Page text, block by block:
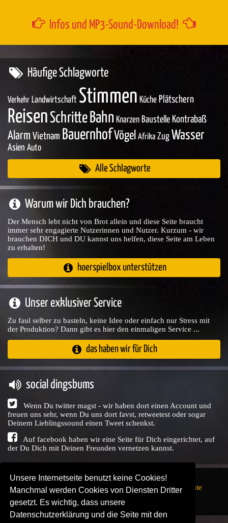
Unsere Internetseite benutzt keine Cookies!
Manchmal werden Cookies von Diensten Dritter
gesetzt. Es wichtig, dass unsere
Datenschutzerklärung und die Seite mit den
Infos und MP3-Sound-Download!
Häufige Schlagworte
Verkehr Landwirtschaft Stimmen Küche Plätschern
ReisenSchritte Bahn Knarzen Baustelle Kontrabaß
Alarm Vietnam BauernhofVögel Afrika Zug Wasser
Asien Auto
Alle Schlagworte
Warum wir Dich brauchen?
Der Mensch lebt nicht von Brot allein und diese Seite braucht
immer sehr engagierte Nutzerinnen und Nutzer. Kurzum - wir
brauchen DICH und DU kannst uns helfen, diese Seite am Leben
zu erhalten!
hoerspielbox unterstützen
Unser exklusiver Service
Zu faul selber zu basteln, keine Idee oder einfach nur Stress mit
der Produktion? Dann gibt es hier den einmaligen Service ...
das haben wir für Dich
social dingsbums
Wenn Du twitter magst - wir haben dort einen Account und
freuen uns sehr, wenn Du uns dort favst, retweetest oder sogar
Deinem Lieblingssound einen Tweet schenkst.
Auf facebook haben wir eine Seite für Dich eingerichtet, auf
der Du Dich mit Deinen Freunden vernetzen kannst.
Copyright © Audio Union GbR, 1999 - 2026,Nutzungsrechte
SENDEPLATZ ↗